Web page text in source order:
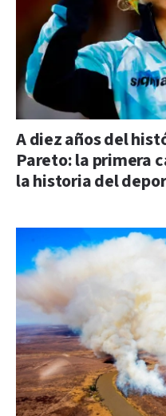
A diez años del
Pareto: la primera
la historia del